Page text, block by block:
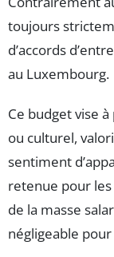
toujours
d’accords
au Luxembourg.
Ce budget vise
ou culturel,
sentiment
retenue pour les
de la masse
négligeable